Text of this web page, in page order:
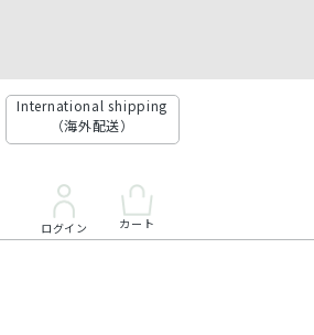
International shipping
（海外配送）
ログイン カート